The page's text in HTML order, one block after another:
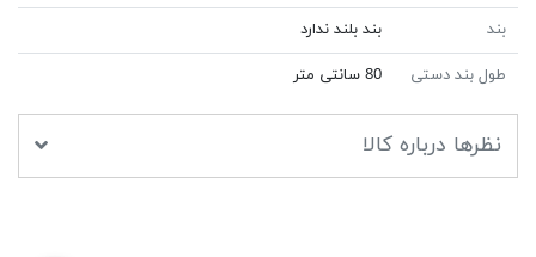
بند بند بلند ندارد
طول بند دستی 80 سانتى متر
نظرها درباره کالا